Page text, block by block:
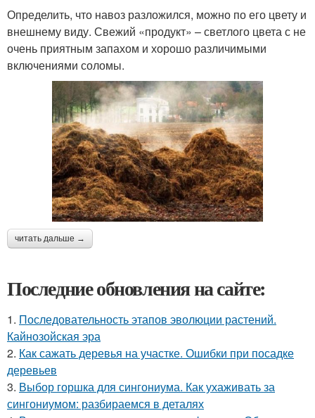
Определить, что навоз разложился, можно по его цвету и
внешнему виду. Свежий «продукт» – светлого цвета с не
очень приятным запахом и хорошо различимыми
включениями соломы.
читать дальше →
Последние обновления на сайте:
1. Последовательность этапов эволюции растений.
Кайнозойская эра
2. Как сажать деревья на участке. Ошибки при посадке
деревьев
3. Выбор горшка для сингониума. Как ухаживать за
сингониумом: разбираемся в деталях